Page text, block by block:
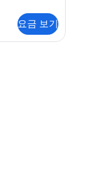
요금 보기